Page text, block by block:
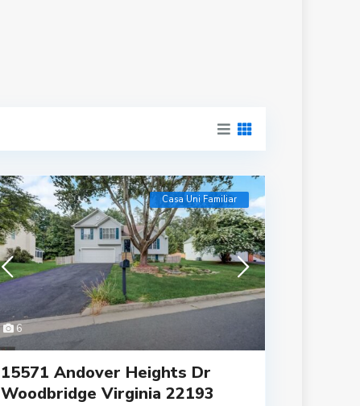
6
Casa Uni Familiar
15571 Andover Heights Dr
Woodbridge Virginia 22193